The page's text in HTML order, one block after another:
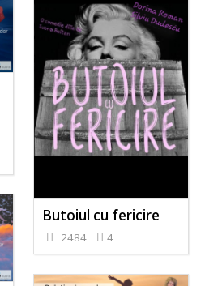
Butoiul cu fericire
2484 4